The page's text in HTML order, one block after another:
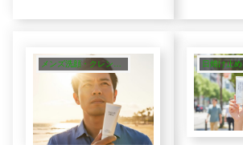
策
日焼け止め